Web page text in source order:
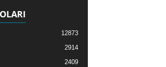
12873
2914
2409